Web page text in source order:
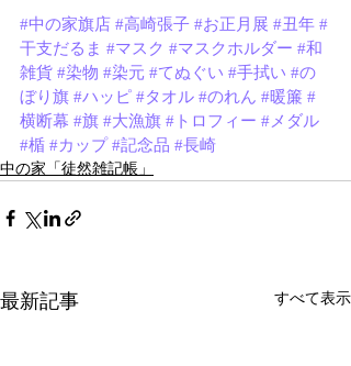
#中の家旗店 #高崎張子 #お正月展 #丑年 #
干支だるま #マスク #マスクホルダー #和
雑貨 #染物 #染元 #てぬぐい #手拭い #の
ぼり旗 #ハッピ #タオル #のれん #暖簾 #
横断幕 #旗 #大漁旗 #トロフィー #メダル
#楯 #カップ #記念品 #長崎
中の家「徒然雑記帳」
最新記事 すべて表示